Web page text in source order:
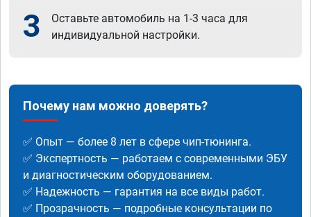
3
Оставьте автомобиль на 1-3 часа для
индивидуальной настройки.
Почему нам можно доверять?
✅ Опыт — более 8 лет в сфере чип-тюнинга.
✅ Экспертность — работаем с современными ЭБУ
и диагностическим оборудованием.
✅ Надежность — гарантия на все виды работ.
✅ Прозрачность — подробные консультации по